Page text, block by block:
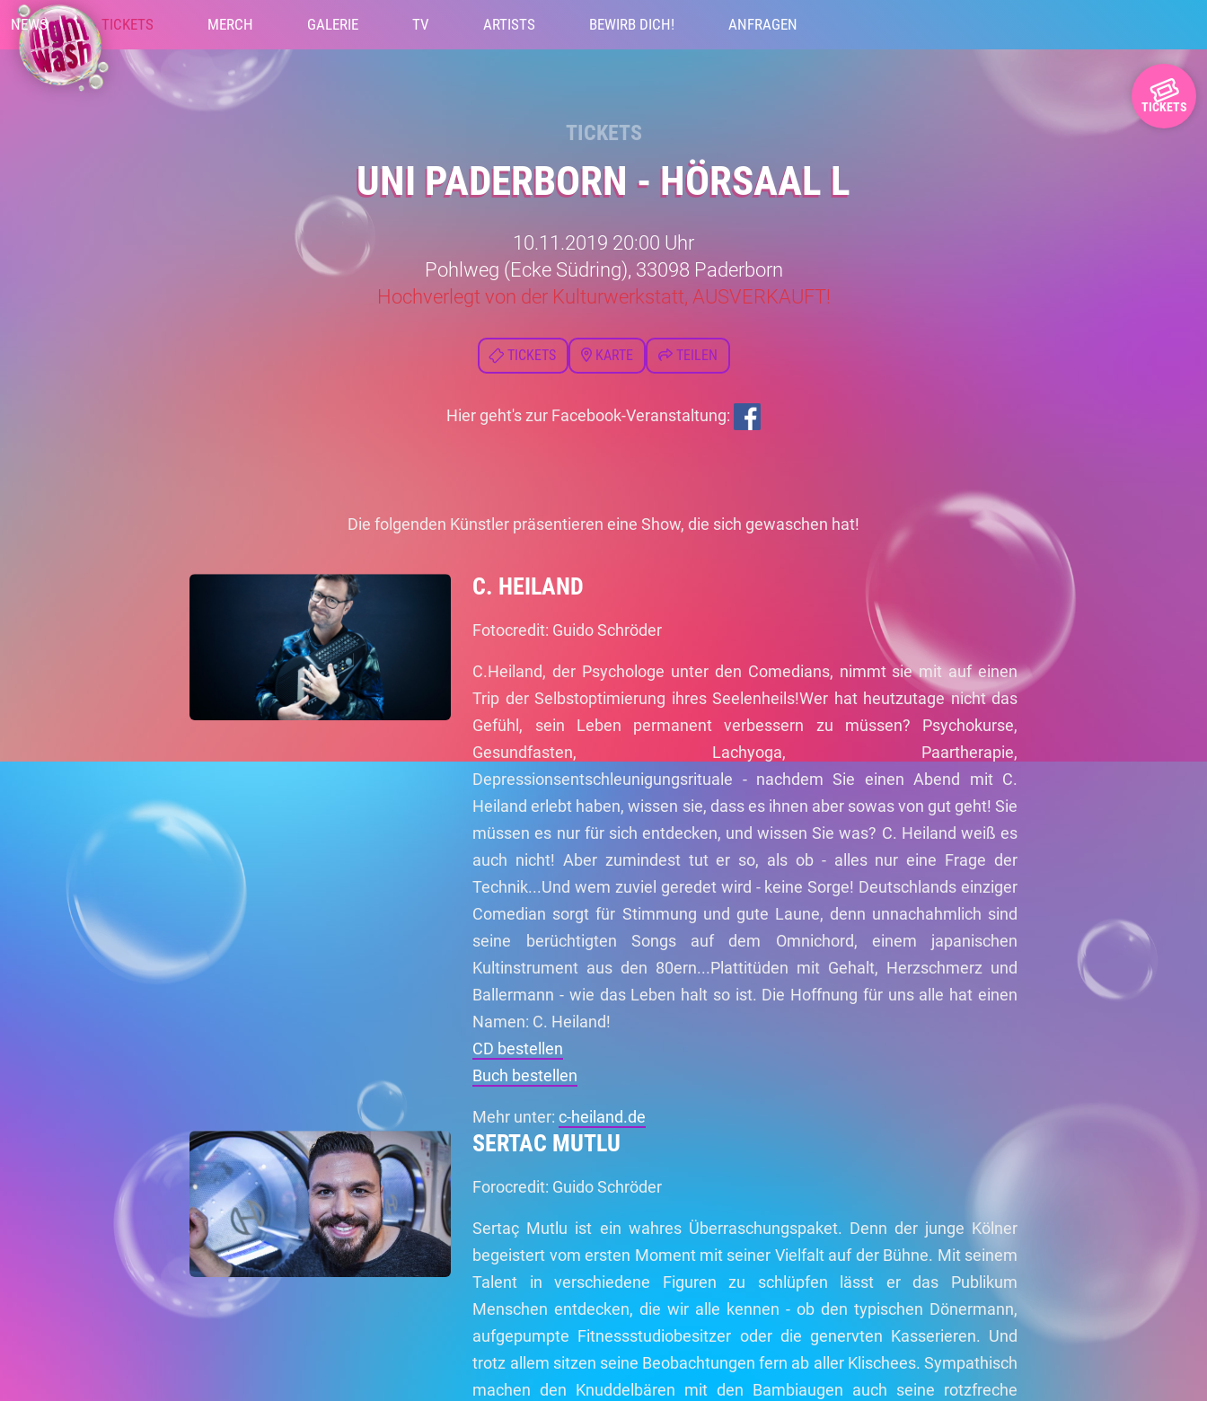
NEWS TICKETS MERCH GALERIE TV ARTISTS BEWIRB DICH! ANFRAGEN
TICKETS
TICKETS
UNI PADERBORN - HÖRSAAL L
10.11.2019 20:00 Uhr
Pohlweg (Ecke Südring), 33098 Paderborn
Hochverlegt von der Kulturwerkstatt, AUSVERKAUFT!
TICKETS KARTE TEILEN
Hier geht's zur Facebook-Veranstaltung:
Die folgenden Künstler präsentieren eine Show, die sich gewaschen hat!
C. HEILAND
Fotocredit: Guido Schröder
C.Heiland, der Psychologe unter den Comedians, nimmt sie mit auf einen
Trip der Selbstoptimierung ihres Seelenheils!Wer hat heutzutage nicht das
Gefühl, sein Leben permanent verbessern zu müssen? Psychokurse,
Gesundfasten, Lachyoga, Paartherapie,
Depressionsentschleunigungsrituale - nachdem Sie einen Abend mit C.
Heiland erlebt haben, wissen sie, dass es ihnen aber sowas von gut geht! Sie
müssen es nur für sich entdecken, und wissen Sie was? C. Heiland weiß es
auch nicht! Aber zumindest tut er so, als ob - alles nur eine Frage der
Technik...Und wem zuviel geredet wird - keine Sorge! Deutschlands einziger
Comedian sorgt für Stimmung und gute Laune, denn unnachahmlich sind
seine berüchtigten Songs auf dem Omnichord, einem japanischen
Kultinstrument aus den 80ern...Plattitüden mit Gehalt, Herzschmerz und
Ballermann - wie das Leben halt so ist. Die Hoffnung für uns alle hat einen
Namen: C. Heiland!
CD bestellen
Buch bestellen
Mehr unter:c-heiland.de
SERTAC MUTLU
Forocredit: Guido Schröder
Sertaç Mutlu ist ein wahres Überraschungspaket. Denn der junge Kölner
begeistert vom ersten Moment mit seiner Vielfalt auf der Bühne. Mit seinem
Talent in verschiedene Figuren zu schlüpfen lässt er das Publikum
Menschen entdecken, die wir alle kennen - ob den typischen Dönermann,
aufgepumpte Fitnessstudiobesitzer oder die genervten Kasserieren. Und
trotz allem sitzen seine Beobachtungen fern ab aller Klischees. Sympathisch
machen den Knuddelbären mit den Bambiaugen auch seine rotzfreche